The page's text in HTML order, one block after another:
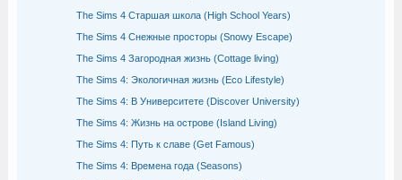
The Sims 4 Старшая школа (High School Years)
The Sims 4 Снежные просторы (Snowy Escape)
The Sims 4 Загородная жизнь (Cottage living)
The Sims 4: Экологичная жизнь (Eco Lifestyle)
The Sims 4: В Университете (Discover University)
The Sims 4: Жизнь на острове (Island Living)
The Sims 4: Путь к славе (Get Famous)
The Sims 4: Времена года (Seasons)